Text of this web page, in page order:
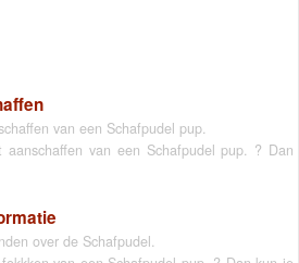
van een Schafpudel pup.
van een Schafpudel pup. ? Dan
over de Schafpudel.